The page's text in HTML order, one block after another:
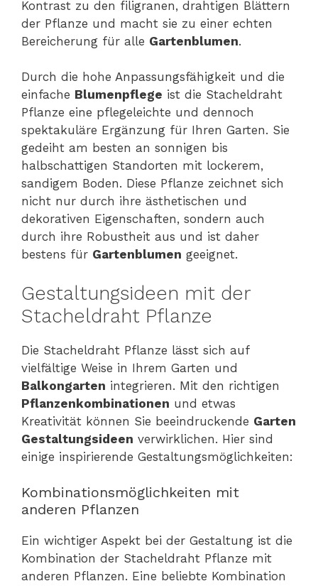
Kontrast zu den filigranen, drahtigen Blättern
der Pflanze und macht sie zu einer echten
Bereicherung für alle Gartenblumen.
Durch die hohe Anpassungsfähigkeit und die
einfache Blumenpflege ist die Stacheldraht
Pflanze eine pflegeleichte und dennoch
spektakuläre Ergänzung für Ihren Garten. Sie
gedeiht am besten an sonnigen bis
halbschattigen Standorten mit lockerem,
sandigem Boden. Diese Pflanze zeichnet sich
nicht nur durch ihre ästhetischen und
dekorativen Eigenschaften, sondern auch
durch ihre Robustheit aus und ist daher
bestens für Gartenblumen geeignet.
Gestaltungsideen mit der
Stacheldraht Pflanze
Die Stacheldraht Pflanze lässt sich auf
vielfältige Weise in Ihrem Garten und
Balkongarten integrieren. Mit den richtigen
Pflanzenkombinationen und etwas
Kreativität können Sie beeindruckende Garten
Gestaltungsideen verwirklichen. Hier sind
einige inspirierende Gestaltungsmöglichkeiten:
Kombinationsmöglichkeiten mit
anderen Pflanzen
Ein wichtiger Aspekt bei der Gestaltung ist die
Kombination der Stacheldraht Pflanze mit
anderen Pflanzen. Eine beliebte Kombination